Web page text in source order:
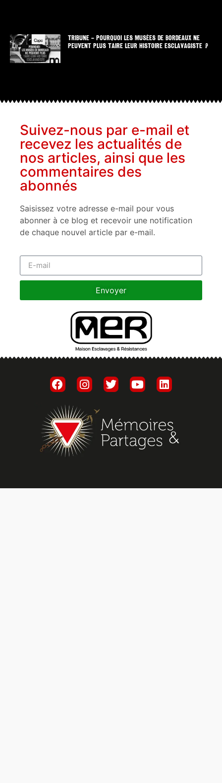
TRIBUNE – POURQUOI LES MUSÉES DE BORDEAUX NE
PEUVENT PLUS TAIRE LEUR HISTOIRE ESCLAVAGISTE ?
Suivez-nous par e-mail et
recevez les actualités de
nos articles, ainsi que les
commentaires des
abonnés
Saisissez votre adresse e-mail pour vous
abonner à ce blog et recevoir une notification
de chaque nouvel article par e-mail.
Envoyer